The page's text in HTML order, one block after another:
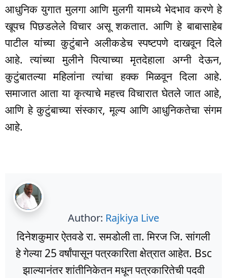
आधुनिक युगात मुलगा आणि मुलगी यामध्ये भेदभाव करणे हे
खूपच पिछडलेले विचार असू शकतात. आणि हे बाबासाहेब
पाटील यांच्या कुटुंबाने अलीकडेच स्पष्टपणे दाखवून दिले
आहे. त्यांच्या मुलीने पित्याच्या मृतदेहाला अग्नी देऊन,
कुटुंबातल्या महिलांना त्यांचा हक्क मिळवून दिला आहे.
समाजात आता या कृत्याचे महत्त्व विचारात घेतले जात आहे,
आणि हे कुटुंबाच्या संस्कार, मूल्य आणि आधुनिकतेचा संगम
आहे.
Author: Rajkiya Live
दिनेशकुमार ऐतवडे रा. समडोली ता. मिरज जि. सांगली
हे गेल्या 25 वर्षांपासून पत्रकारिता क्षेत्रात आहेत. Bsc
झाल्यानंतर शांतीनिकेतन मधून पत्रकारितेची पदवी